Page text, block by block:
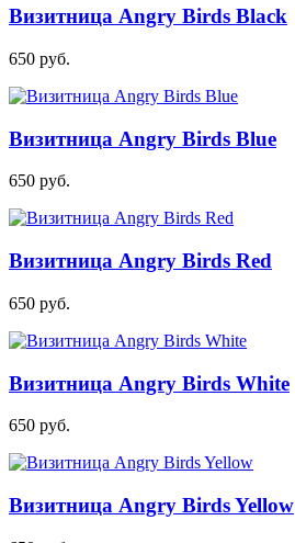
Визитница Angry Birds Black
650 руб.
Визитница Angry Birds Blue
650 руб.
Визитница Angry Birds Red
650 руб.
Визитница Angry Birds White
650 руб.
Визитница Angry Birds Yellow